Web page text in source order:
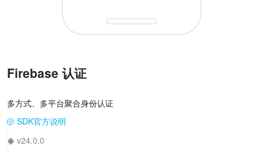
Firebase 认证
多方式、多平台聚合身份认证
SDK官方说明
v24.0.0